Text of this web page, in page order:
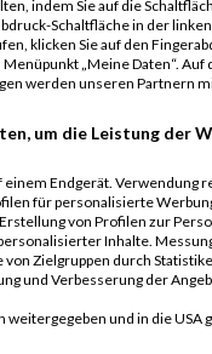
Position, TPos =
not finish, DQ =
indem Sie auf die
Schaltfläche in der
klicken Sie auf den
„Meine Daten“. Auf
werden unseren Partnern
um die Leistung der
Endgerät. Verwendung
für personalisierte
von Profilen zur
Inhalte.
Zielgruppen durch
und Verbesserung der
und in die USA